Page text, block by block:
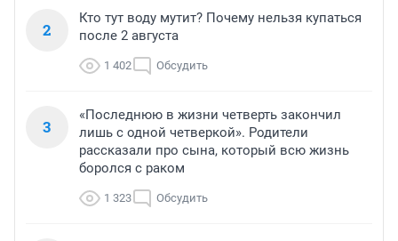
2
Кто тут воду мутит? Почему нельзя купаться
после 2 августа
1 402 Обсудить
3
«Последнюю в жизни четверть закончил
лишь с одной четверкой». Родители
рассказали про сына, который всю жизнь
боролся с раком
1 323 Обсудить